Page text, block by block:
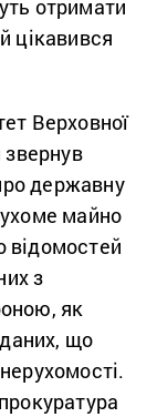
отримати
цікавився
Верховної
звернув
державну
майно
відомостей
з
як
що